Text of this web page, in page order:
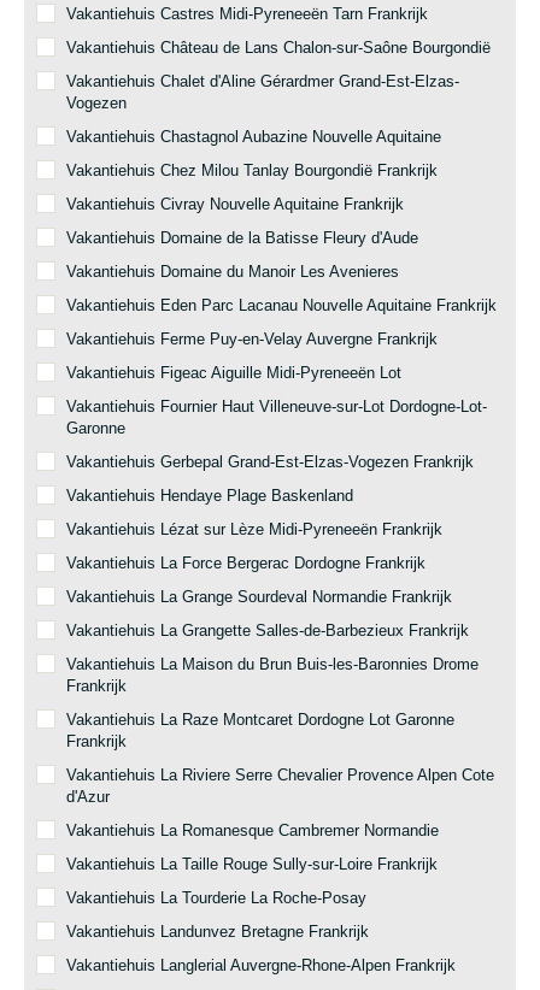
Vakantiehuis Castres Midi-Pyreneeën Tarn Frankrijk
Vakantiehuis Château de Lans Chalon-sur-Saône Bourgondië
Vakantiehuis Chalet d'Aline Gérardmer Grand-Est-Elzas-
Vogezen
Vakantiehuis Chastagnol Aubazine Nouvelle Aquitaine
Vakantiehuis Chez Milou Tanlay Bourgondië Frankrijk
Vakantiehuis Civray Nouvelle Aquitaine Frankrijk
Vakantiehuis Domaine de la Batisse Fleury d'Aude
Vakantiehuis Domaine du Manoir Les Avenieres
Vakantiehuis Eden Parc Lacanau Nouvelle Aquitaine Frankrijk
Vakantiehuis Ferme Puy-en-Velay Auvergne Frankrijk
Vakantiehuis Figeac Aiguille Midi-Pyreneeën Lot
Vakantiehuis Fournier Haut Villeneuve-sur-Lot Dordogne-Lot-
Garonne
Vakantiehuis Gerbepal Grand-Est-Elzas-Vogezen Frankrijk
Vakantiehuis Hendaye Plage Baskenland
Vakantiehuis Lézat sur Lèze Midi-Pyreneeën Frankrijk
Vakantiehuis La Force Bergerac Dordogne Frankrijk
Vakantiehuis La Grange Sourdeval Normandie Frankrijk
Vakantiehuis La Grangette Salles-de-Barbezieux Frankrijk
Vakantiehuis La Maison du Brun Buis-les-Baronnies Drome
Frankrijk
Vakantiehuis La Raze Montcaret Dordogne Lot Garonne
Frankrijk
Vakantiehuis La Riviere Serre Chevalier Provence Alpen Cote
d'Azur
Vakantiehuis La Romanesque Cambremer Normandie
Vakantiehuis La Taille Rouge Sully-sur-Loire Frankrijk
Vakantiehuis La Tourderie La Roche-Posay
Vakantiehuis Landunvez Bretagne Frankrijk
Vakantiehuis Langlerial Auvergne-Rhone-Alpen Frankrijk